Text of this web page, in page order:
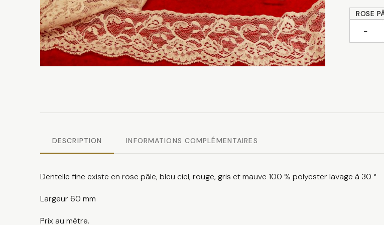
ROSE
−
DESCRIPTION INFORMATIONS COMPLÉMENTAIRES
Dentelle fine existe en rose pâle, bleu ciel, rouge, gris et mauve 100 % polyester lavage à 30 °
Largeur 60 mm
Prix au mètre.